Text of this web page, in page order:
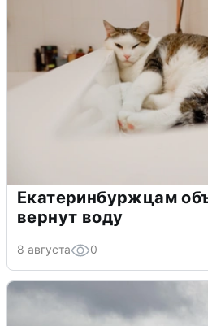
Екатеринбуржцам
вернут воду
8 августа 0